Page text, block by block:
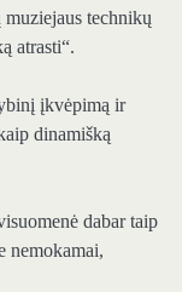
technikų
atrasti“.
įkvėpimą ir
dinamišką
dabar taip
nemokamai,